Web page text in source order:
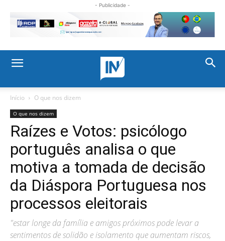
- Publicidade -
Início O que nos dizem
O que nos dizem
Raízes e Votos: psicólogo
português analisa o que
motiva a tomada de decisão
da Diáspora Portuguesa nos
processos eleitorais
"estar longe da família e amigos próximos pode levar a
sentimentos de solidão e isolamento que aumentam riscos,